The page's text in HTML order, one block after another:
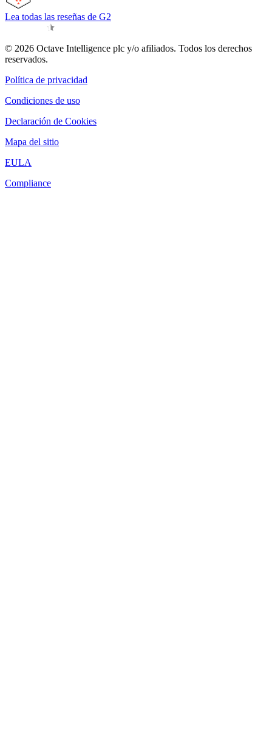
Lea todas las reseñas de G2
© 2026 Octave Intelligence plc y/o afiliados. Todos los derechos
reservados.
Política de privacidad
Condiciones de uso
Declaración de Cookies
Mapa del sitio
EULA
Compliance